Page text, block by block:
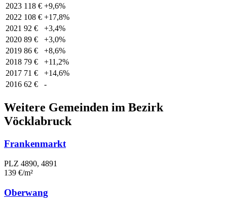
2023 118 € +9,6%
2022 108 € +17,8%
2021 92 €
+3,4%
2020 89 €
+3,0%
2019 86 €
+8,6%
2018 79 €
+11,2%
2017 71 €
+14,6%
2016 62 € -
Weitere Gemeinden im Bezirk
Vöcklabruck
Frankenmarkt
PLZ 4890, 4891
139 €/m²
Oberwang